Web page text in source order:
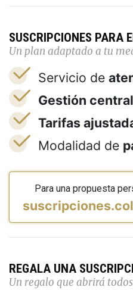
SUSCRIPCIONES PARA
Un plan adaptado a tu
Servicio de
Gestión
Tarifas
Modalidad de
Para una propuesta
REGALA UNA
Un regalo que abrirá